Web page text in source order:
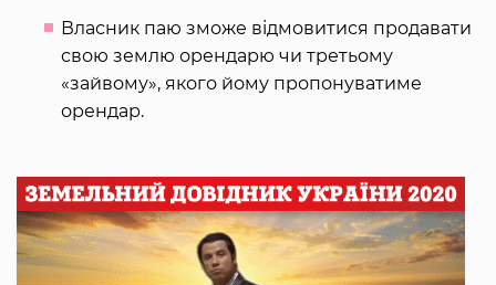
Власник паю зможе відмовитися продавати
свою землю орендарю чи третьому
«зайвому», якого йому пропонуватиме
орендар.